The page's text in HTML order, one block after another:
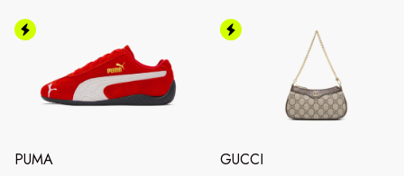
PUMA GUCCI